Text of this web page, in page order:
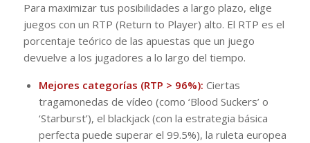
Para maximizar tus posibilidades a largo plazo, elige
juegos con un RTP (Return to Player) alto. El RTP es el
porcentaje teórico de las apuestas que un juego
devuelve a los jugadores a lo largo del tiempo.
Mejores categorías (RTP > 96%): Ciertas
tragamonedas de vídeo (como ‘Blood Suckers’ o
‘Starburst’), el blackjack (con la estrategia básica
perfecta puede superar el 99.5%), la ruleta europea